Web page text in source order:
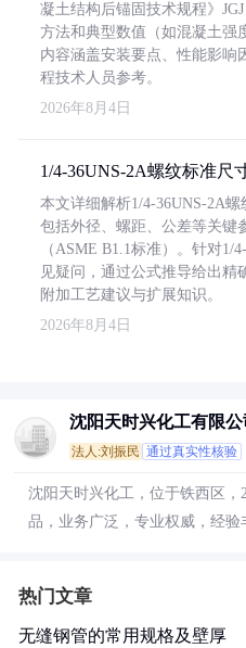
凝土结构后锚固技术规程》
方法和典型数值（如混凝土强
内容涵盖安装要点、性能影响
程技术人员参考。
2026年8月4日
1/4-36UNS-2A螺纹标准尺
本文详细解析1/4-36UNS-2A螺
包括外径、螺距、公差等关键
（ASME B1.1标准）。针对1/
见疑问，通过公式推导给出精
附加工艺建议与扩展知识。
2026年8月4日
沈阳天时兴化工有限公
法人:刘振民 通过真实性核验
沈阳天时兴化工，位于铁西区，
品，业务广泛，专业权威，经验
热门文章
无缝钢管的常用规格及壁厚